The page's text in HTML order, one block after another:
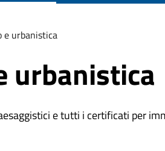
e urbanistica
urbanistica
e tutti i certificati per